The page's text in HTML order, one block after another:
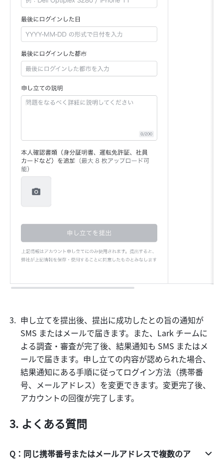
申し立てを提出後、提出に成功したとの旨の通知が
SMS またはメールで届きます。また、Lark チームに
よる調査・審査が完了後、結果通知も SMS またはメ
ールで届きます。申し立ての内容が認められた場合、
結果通知にある手順に従ってログイン方法（携帯番
号、メールアドレス）を変更できます。変更完了後、
アカウントの回復が完了します。
よくある質問
Q：同じ携帯番号またはメールアドレスで複数のア